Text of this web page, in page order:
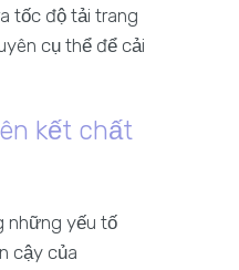
tốc độ tải trang
cụ thể để cải
kết chất
những yếu tố
cậy của